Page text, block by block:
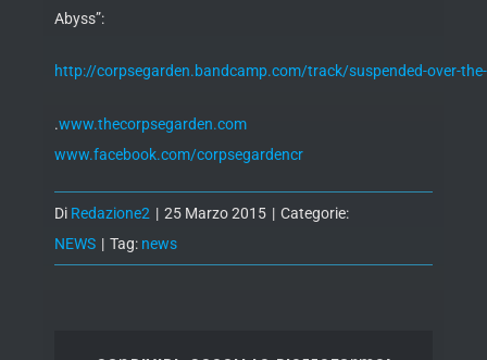
Abyss”:
http://corpsegarden.bandcamp.com/track/suspended-over-
.www.thecorpsegarden.com
www.facebook.com/corpsegardencr
Di Redazione2 | 25 Marzo 2015 | Categorie:
NEWS | Tag: news